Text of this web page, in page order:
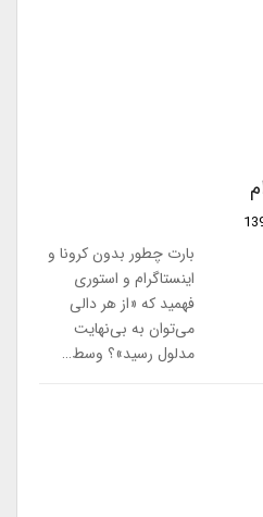
بارت چطور بدون کرونا و
اینستاگرام و استوری
فهمید که «از هر دالی
می‌توان به بی‌نهایت
مدلول رسید»؟ وسط…